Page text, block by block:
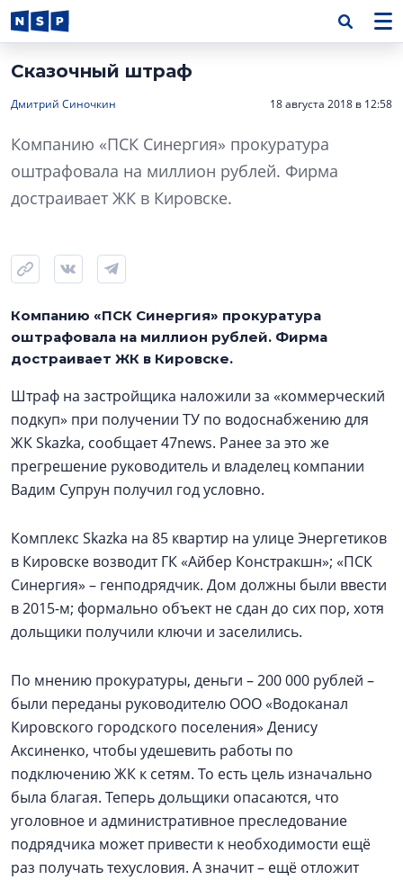
Сказочный штраф
Дмитрий Синочкин 18 августа 2018 в 12:58
Компанию «ПСК Синергия» прокуратура
оштрафовала на миллион рублей. Фирма
достраивает ЖК в Кировске.
Компанию «ПСК Синергия» прокуратура
оштрафовала на миллион рублей. Фирма
достраивает ЖК в Кировске.
Штраф на застройщика наложили за «коммерческий
подкуп» при получении ТУ по водоснабжению для
ЖК Skazka, сообщает 47news. Ранее за это же
прегрешение руководитель и владелец компании
Вадим Супрун получил год условно.
Комплекс Skazka на 85 квартир на улице Энергетиков
в Кировске возводит ГК «Айбер Констракшн»; «ПСК
Синергия» – генподрядчик. Дом должны были ввести
в 2015-м; формально объект не сдан до сих пор, хотя
дольщики получили ключи и заселились.
По мнению прокуратуры, деньги – 200 000 рублей –
были переданы руководителю ООО «Водоканал
Кировского городского поселения» Денису
Аксиненко, чтобы удешевить работы по
подключению ЖК к сетям. То есть цель изначально
была благая. Теперь дольщики опасаются, что
уголовное и административное преследование
подрядчика может привести к необходимости ещё
раз получать техусловия. А значит – ещё отложит